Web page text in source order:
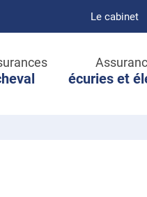
Le cabinet
écuries et